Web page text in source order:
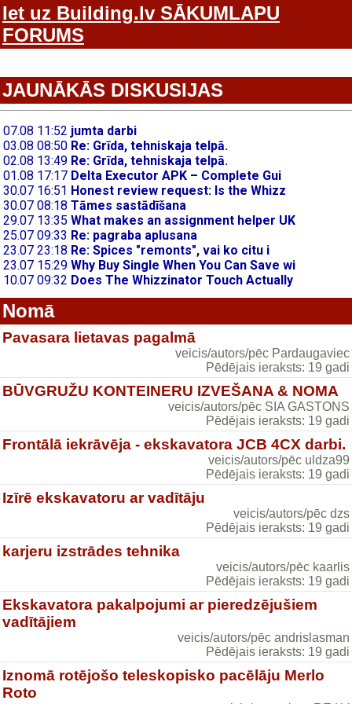
Iet uz Building.lv SĀKUMLAPU
FORUMS
JAUNĀKĀS DISKUSIJAS
Nomā
Pavasara lietavas pagalmā
veicis/autors/pēc Pardaugaviec
Pēdējais ieraksts: 19 gadi
BŪVGRUŽU KONTEINERU IZVEŠANA & NOMA
veicis/autors/pēc SIA GASTONS
Pēdējais ieraksts: 19 gadi
Frontālā iekrāvēja - ekskavatora JCB 4CX darbi.
veicis/autors/pēc uldza99
Pēdējais ieraksts: 19 gadi
Izīrē ekskavatoru ar vadītāju
veicis/autors/pēc dzs
Pēdējais ieraksts: 19 gadi
karjeru izstrādes tehnika
veicis/autors/pēc kaarlis
Pēdējais ieraksts: 19 gadi
Ekskavatora pakalpojumi ar pieredzējušiem
vadītājiem
veicis/autors/pēc andrislasman
Pēdējais ieraksts: 19 gadi
Iznomā rotējošo teleskopisko pacēlāju Merlo
Roto